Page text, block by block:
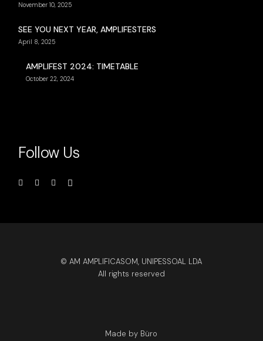
November 10, 2025
SEE YOU NEXT YEAR, AMPLIFESTERS
April 8, 2025
AMPLIFEST 2024: TIMETABLE
October 22, 2024
Follow Us
© AM AMPLIFICASOM, UNIPESSOAL LDA
All rights reserved
Made by Büro